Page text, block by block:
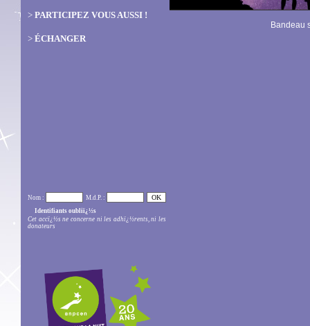
> PARTICIPEZ VOUS AUSSI !
> ÉCHANGER
Bandeau
Nom :
M.d.P. :
Identifiants oubliï¿½s
Cet accï¿½s ne concerne ni les adhï¿½rents, ni les
donateurs